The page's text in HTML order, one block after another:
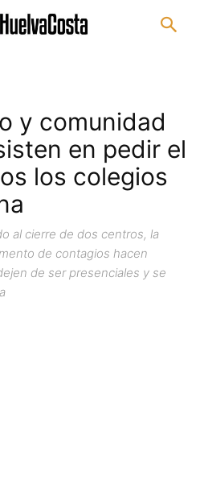
y comunidad
en pedir el
los colegios
al cierre de dos centros, la
de contagios hacen
de ser presenciales y se